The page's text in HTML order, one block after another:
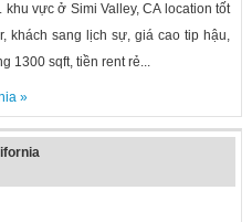
vực ở Simi Valley, CA location tốt
khách sang lịch sự, giá cao tip hậu,
1300 sqft, tiền rent rẻ...
»